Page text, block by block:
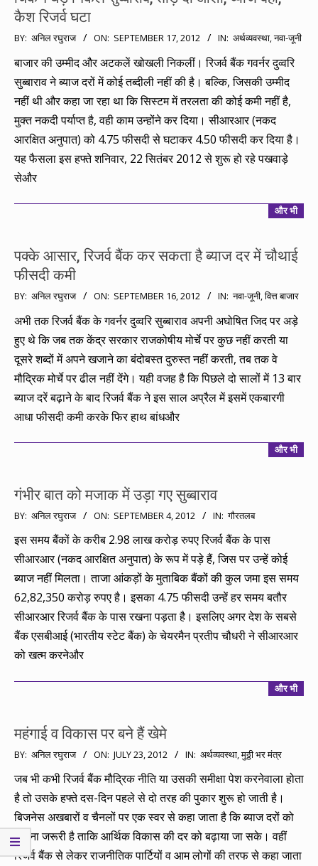
कैश रिजर्व घटा
2012-
BY: अनिल रघुराज ON: SEPTEMBER 17, 2012 IN: अर्थव्यवस्था,नवा-जूनी
बाजार की उम्मीद और अटकलें खोखली निकलीं। रिजर्व बैंक गवर्नर दुव्वरि
सुब्बाराव ने ब्याज दरों में कोई तब्दीली नहीं की है। बल्कि, जिसकी उम्मीद
नहीं थी और कहा जा रहा था कि सिस्टम में तरलता की कोई कमी नहीं है,
मुक्त नकदी पर्याप्त है, वही काम उन्होंने कर दिया। सीआरआर (नकद
आरक्षित अनुपात) को 4.75 फीसदी से घटाकर 4.50 फीसदी कर दिया है।
यह फैसला इस हफ्ते शनिवार, 22 सितंबर 2012 से शुरू हो रहे पखवाड़े
सेऔर
और भी
पक्के आसार, रिजर्व बैंक कर सकता है ब्याज दर में चौथाई
फीसदी कमी
2012-
09-
BY: अनिल रघुराज ON: SEPTEMBER 16, 2012 IN: नवा-जूनी,वित्त बाजार
अभी तक रिजर्व बैंक के गवर्नर दुव्वरि सुब्बाराव अपनी अघोषित जिद पर अड़े
हुए थे कि जब तक केंद्र सरकार राजकोषीय मोर्चे पर कुछ नहीं करती या
दूसरे शब्दों में अपने खजाने का बंदोबस्त दुरुस्त नहीं करती, तब तक वे
मौद्रिक मोर्चे पर ढील नहीं देंगे। यही वजह है कि पिछले दो सालों में 13 बार
ब्याज दरें बढ़ाने के बाद रिजर्व बैंक ने इस साल अप्रैल में इसमें एकबारगी
आधा फीसदी कमी करके फिर हाथ बांधऔर
और भी
गंभीर बात को मजाक में उड़ा गए सुब्बाराव
2012-
04
BY: अनिल रघुराज ON: SEPTEMBER 4, 2012 IN: गौरतलब
इस समय बैंकों के करीब 2.98 लाख करोड़ रुपए रिजर्व बैंक के पास
सीआरआर (नकद आरक्षित अनुपात) के रूप में पड़े हैं, जिस पर उन्हें कोई
ब्याज नहीं मिलता। ताजा आंकड़ों के मुताबिक बैंकों की कुल जमा इस समय
62,82,350 करोड़ रुपए है। इसका 4.75 फीसदी उन्हें हर समय बतौर
सीआरआर रिजर्व बैंक के पास रखना पड़ता है। इसलिए अगर देश के सबसे
बैंक एसबीआई (भारतीय स्टेट बैंक) के चेयरमैन प्रतीप चौधरी ने सीआरआर
को खत्म करनेऔर
और भी
महंगाई व विकास पर बने हैं खेमे
2012-
23
BY: अनिल रघुराज ON: JULY 23, 2012 IN: अर्थव्यवस्था,मुठ्ठी भर मंत्र
जब भी कभी रिजर्व बैंक मौद्रिक नीति या उसकी समीक्षा पेश करनेवाला होता
है तो उसके हफ्ते दस-दिन पहले से दो तरह की पुकार शुरू हो जाती है।
बिजनेस अखबारों व चैनलों पर एक स्वर से कहा जाता है कि ब्याज दरों को
घटाना जरूरी है ताकि आर्थिक विकास की दर को बढ़ाया जा सके। वहीं
रिजर्व बैंक से लेकर राजनीतिक पार्टियों व आम लोगों की तरफ से कहा जाता